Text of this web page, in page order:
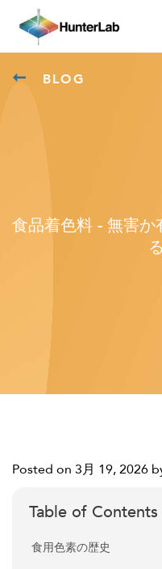
BLOG
食品着色料 - 無害
Posted on 3月 19, 2026
Table of Contents
食用色素の歴史